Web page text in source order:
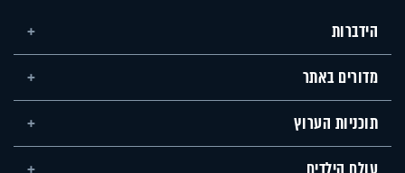
הידברות
מדורים באתר
תוכניות הערוץ
עולם הילדים